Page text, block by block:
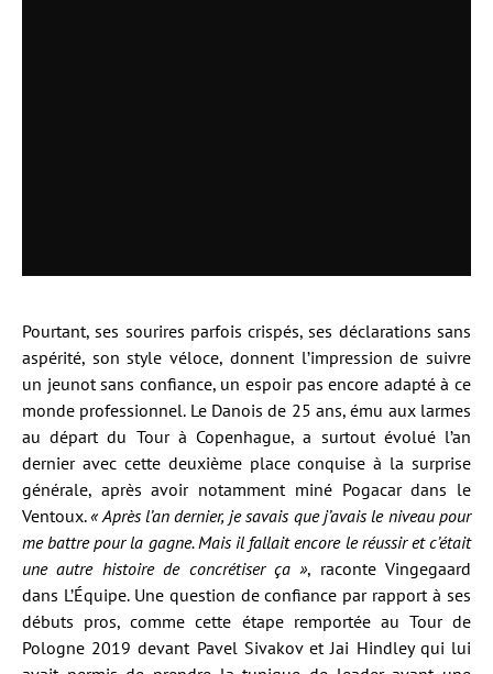
Pourtant, ses sourires parfois crispés, ses déclarations sans
aspérité, son style véloce, donnent l’impression de suivre
un jeunot sans confiance, un espoir pas encore adapté à ce
monde professionnel. Le Danois de 25 ans, ému aux larmes
au départ du Tour à Copenhague, a surtout évolué l’an
dernier avec cette deuxième place conquise à la surprise
générale, après avoir notamment miné Pogacar dans le
Ventoux.« Après l’an dernier, je savais que j’avais le niveau pour
me battre pour la gagne. Mais il fallait encore le réussir et c’était
une autre histoire de concrétiser ça », raconte Vingegaard
dans L’Équipe. Une question de confiance par rapport à ses
débuts pros, comme cette étape remportée au Tour de
Pologne 2019 devant Pavel Sivakov et Jai Hindley qui lui